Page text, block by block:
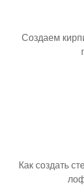
Создаем
Как создать